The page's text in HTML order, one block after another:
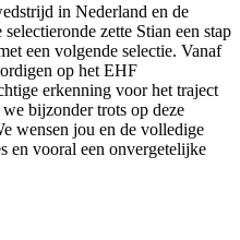
in Nederland en de
zette Stian een stap
een volgende selectie. Vanaf
op het EHF
erkenning voor het traject
bijzonder trots op deze
wensen jou en de volledige
en vooral een onvergetelijke